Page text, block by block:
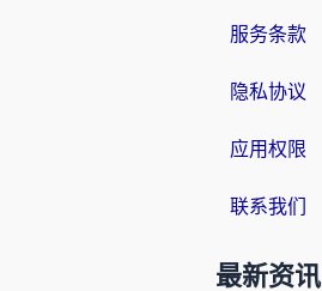
服务条款
隐私协议
应用权限
联系我们
最新资讯